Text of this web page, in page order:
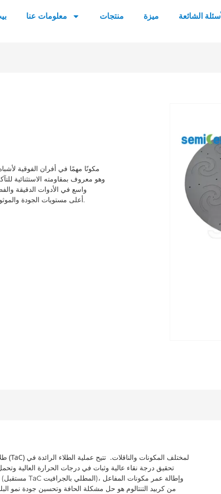
معلومات عنا منتجات ميزة الشائعة
وهو معروف بمقاومته الاستثنائية
واسع في الأدوات الدقيقة
الموصلات Semicera أعلى مستويات الجودة والموثوقية في أنظمة النقل الميكانيكية عالية الدقة.
توفر شركة Semicera طلاءات متخصصة من كربيد التنتالوم (TaC) لمختلف المكونات والناقلات. تتيح عملية الطلاء الرائدة في